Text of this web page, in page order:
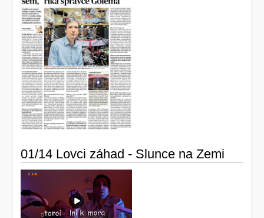
01/14 Lovci záhad - Slunce na Zemi